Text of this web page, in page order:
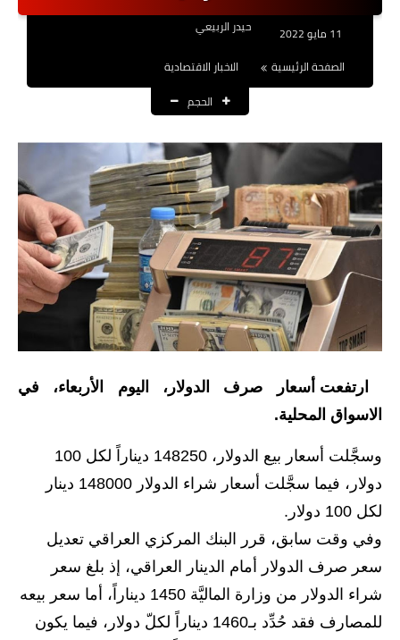
اخبار القطاع الخاص
العقود والاجور اليومية
الرواتب
القروض والسلف
المنح المالية
قطع الاراضي
اخبار العراق
الاخبار السياسية
الاخبار الاقتصادية
الاخبار الرياضية
المدارس
اخبار وقرارات وزارة التربية
نتائج الامتحانات
حيدر الربيعي
الصفحة الرئيسية
الاخبار الاقتصادية
الحجم
ارتفعت أسعار صرف الدولار، اليوم الأربعاء، في
الاسواق المحلية.
وسجَّلت أسعار بيع الدولار، 148250 ديناراً لكل 100
دولار، فيما سجَّلت أسعار شراء الدولار 148000 دينار
لكل 100 دولار.
وفي وقت سابق، قرر البنك المركزي العراقي تعديل
سعر صرف الدولار أمام الدينار العراقي، إذ بلغ سعر
شراء الدولار من وزارة الماليَّة 1450 ديناراً، أما سعر بيعه
للمصارف فقد حُدِّد بـ1460 ديناراً لكلّ دولار، فيما يكون